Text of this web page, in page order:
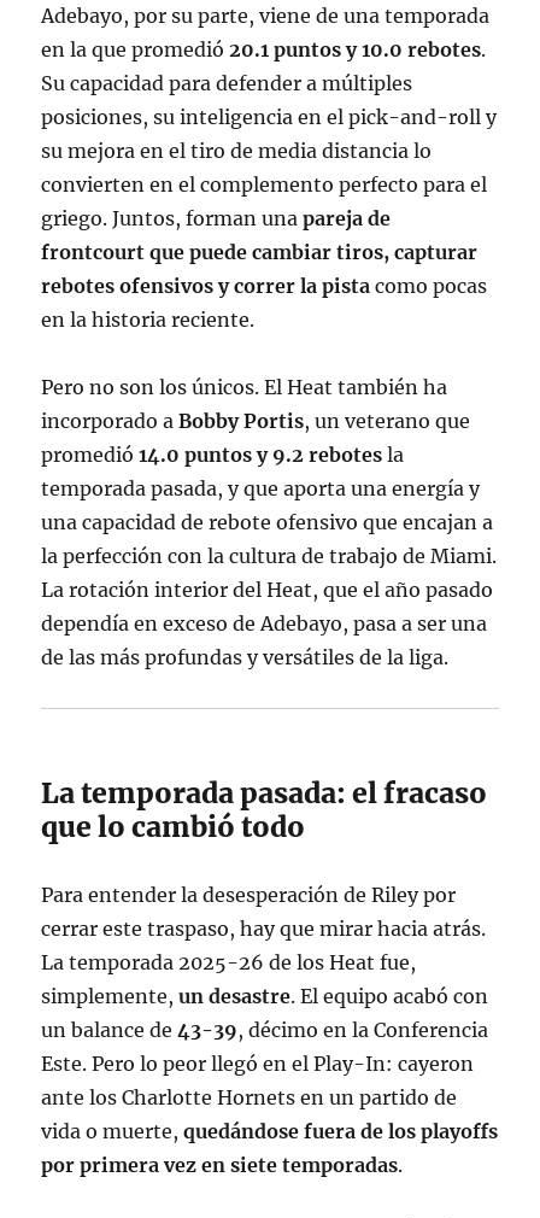
Adebayo, por su parte, viene de una temporada
en la que promedió 20.1 puntos y 10.0 rebotes.
Su capacidad para defender a múltiples
posiciones, su inteligencia en el pick-and-roll y
su mejora en el tiro de media distancia lo
convierten en el complemento perfecto para el
griego. Juntos, forman unapareja de
frontcourt que puede cambiar tiros, capturar
rebotes ofensivos y correr la pista como pocas
en la historia reciente.
Pero no son los únicos. El Heat también ha
incorporado aBobby Portis, un veterano que
promedió14.0 puntos y 9.2 rebotes la
temporada pasada, y que aporta una energía y
una capacidad de rebote ofensivo que encajan a
la perfección con la cultura de trabajo de Miami.
La rotación interior del Heat, que el año pasado
dependía en exceso de Adebayo, pasa a ser una
de las más profundas y versátiles de la liga.
La temporada pasada: el fracaso
que lo cambió todo
Para entender la desesperación de Riley por
cerrar este traspaso, hay que mirar hacia atrás.
La temporada 2025-26 de los Heat fue,
simplemente,un desastre. El equipo acabó con
un balance de43-39, décimo en la Conferencia
Este. Pero lo peor llegó en el Play-In: cayeron
ante los Charlotte Hornets en un partido de
vida o muerte,quedándose fuera de los playoffs
por primera vez en siete temporadas.